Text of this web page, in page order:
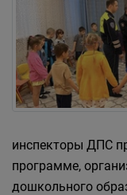
инспекторы ДПС
программе,
дошкольного